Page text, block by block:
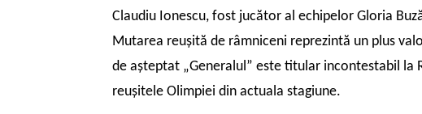
Claudiu Ionescu, fost jucător al echipelor Gloria
Mutarea reuşită de râmniceni reprezintă un plus
de aşteptat „Generalul” este titular incontestabil la
reuşitele Olimpiei din actuala stagiune.